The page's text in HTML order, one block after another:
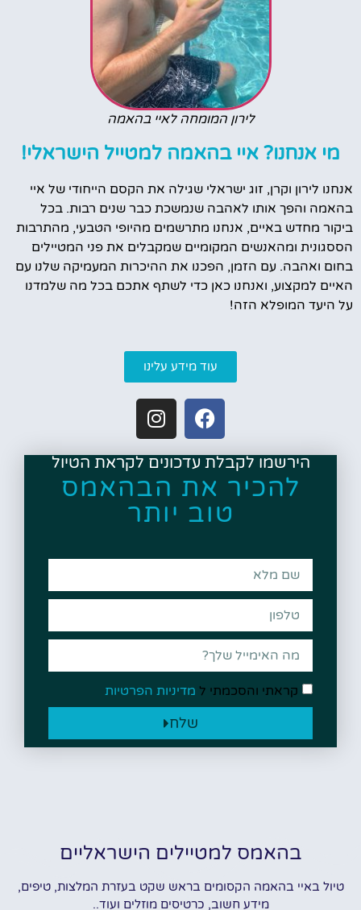
לירון המומחה לאיי בהאמה
מי אנחנו? איי בהאמה למטייל הישראלי!
אנחנו לירון וקרן, זוג ישראלי שגילה את הקסם הייחודי של איי
בהאמה והפך אותו לאהבה שנמשכת כבר שנים רבות. בכל
ביקור מחדש באיים, אנחנו מתרשמים מהיופי הטבעי, מהתרבות
הססגונית ומהאנשים המקומיים שמקבלים את פני המטיילים
בחום ואהבה. עם הזמן, הפכנו את ההיכרות המעמיקה שלנו עם
האיים למקצוע, ואנחנו כאן כדי לשתף אתכם בכל מה שלמדנו
על היעד המופלא הזה!
עוד מידע עלינו
הירשמו לקבלת עדכונים לקראת הטיול
להכיר את הבהאמס
טוב יותר
קראתי והסכמתי ל מדיניות הפרטיות
שלח
בהאמס למטיילים הישראליים
טיול באיי בהאמה הקסומים בראש שקט בעזרת המלצות, טיפים,
מידע חשוב, כרטיסים מוזלים ועוד..